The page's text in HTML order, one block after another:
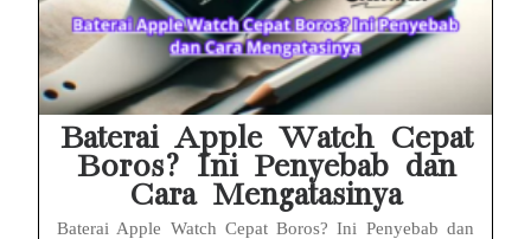
Baterai Apple Watch Cepat
Boros? Ini Penyebab dan
Cara Mengatasinya
Baterai Apple Watch Cepat Boros? Ini Penyebab dan